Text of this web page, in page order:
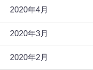
2020年4月
2020年3月
2020年2月